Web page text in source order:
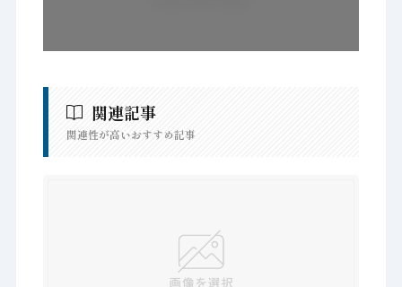
関連記事
関連性が高いおすすめ記事